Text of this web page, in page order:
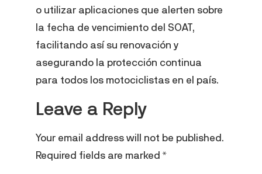
o utilizar aplicaciones que alerten sobre
la fecha de vencimiento del SOAT,
facilitando así su renovación y
asegurando la protección continua
para todos los motociclistas en el país.
Leave a Reply
Your email address will not be published.
Required fields are marked*